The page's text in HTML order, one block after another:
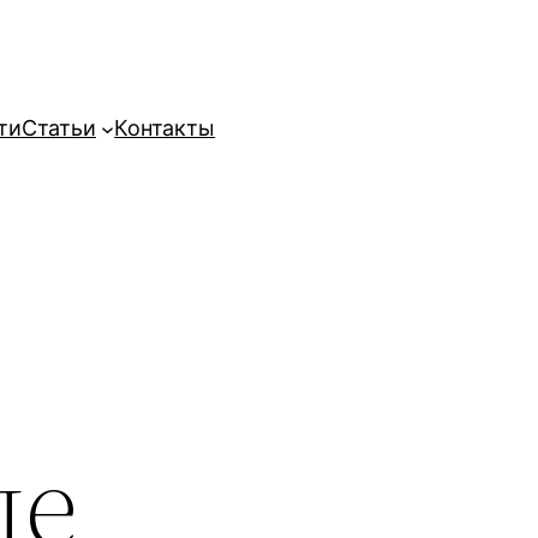
Статьи Контакты